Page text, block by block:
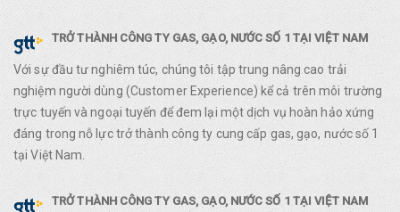
TRỞ THÀNH CÔNG TY GAS, GẠO, NƯỚC SỐ 1 TẠI VIỆT NAM
Với sự đầu tư nghiêm túc, chúng tôi tập trung nâng cao trải
nghiệm người dùng (Customer Experience) kể cả trên môi trường
trực tuyến và ngoại tuyến để đem lại một dịch vụ hoàn hảo xứng
đáng trong nỗ lực trở thành công ty cung cấp gas, gạo, nước số 1
tại Việt Nam.
TRỞ THÀNH CÔNG TY GAS, GẠO, NƯỚC SỐ 1 TẠI VIỆT NAM